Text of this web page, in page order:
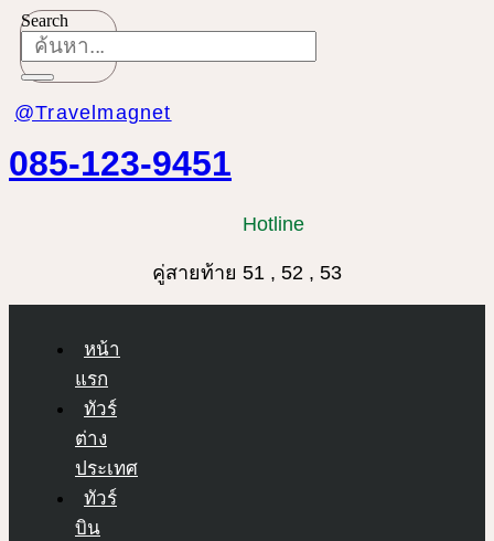
Search
@Travelmagnet
085-123-9451
Hotline
คู่สายท้าย 51 , 52 , 53
หน้า
แรก
ทัวร์
ต่าง
ประเทศ
ทัวร์
บิน